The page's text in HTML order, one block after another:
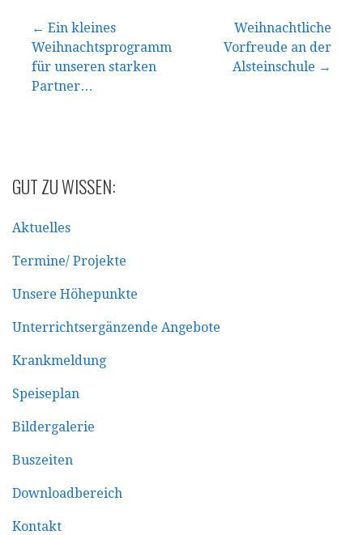
Beitragsnavigation
← Ein kleines
Weihnachtsprogramm
für unseren starken
Partner…
Weihnachtliche
Vorfreude an der
Alsteinschule →
GUT ZU WISSEN:
Aktuelles
Termine/ Projekte
Unsere Höhepunkte
Unterrichtsergänzende Angebote
Krankmeldung
Speiseplan
Bildergalerie
Buszeiten
Downloadbereich
Kontakt